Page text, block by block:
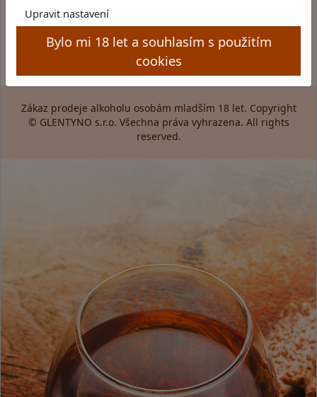
Upravit nastavení
Bylo mi 18 let a souhlasím s použitím
cookies
Ochrana osobních údajů
Kamenný obchod
Pravidla soutěže
Pozitek.cz
Zákaz prodeje alkoholu osobám mladším 18 let. Copyright
© GLENTYNO s.r.o. Všechna práva vyhrazena. All rights
reserved.